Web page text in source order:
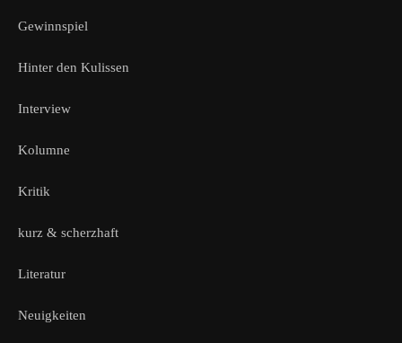
Gewinnspiel
Hinter den Kulissen
Interview
Kolumne
Kritik
kurz & scherzhaft
Literatur
Neuigkeiten